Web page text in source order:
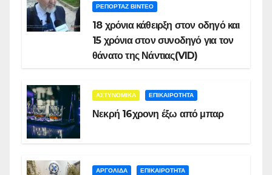
ΡΕΠΟΡΤΑΖ ΒΙΝΤΕΟ
18 χρόνια κάθειρξη στον οδηγό και
15 χρόνια στον συνοδηγό για τον
θάνατο της Νάντιας(VID)
ΑΣΤΥΝΟΜΙΚΑ ΕΠΙΚΑΙΡΟΤΗΤΑ
Νεκρή 16χρονη έξω από μπαρ
ΑΡΓΟΛΙΔΑ ΕΠΙΚΑΙΡΟΤΗΤΑ